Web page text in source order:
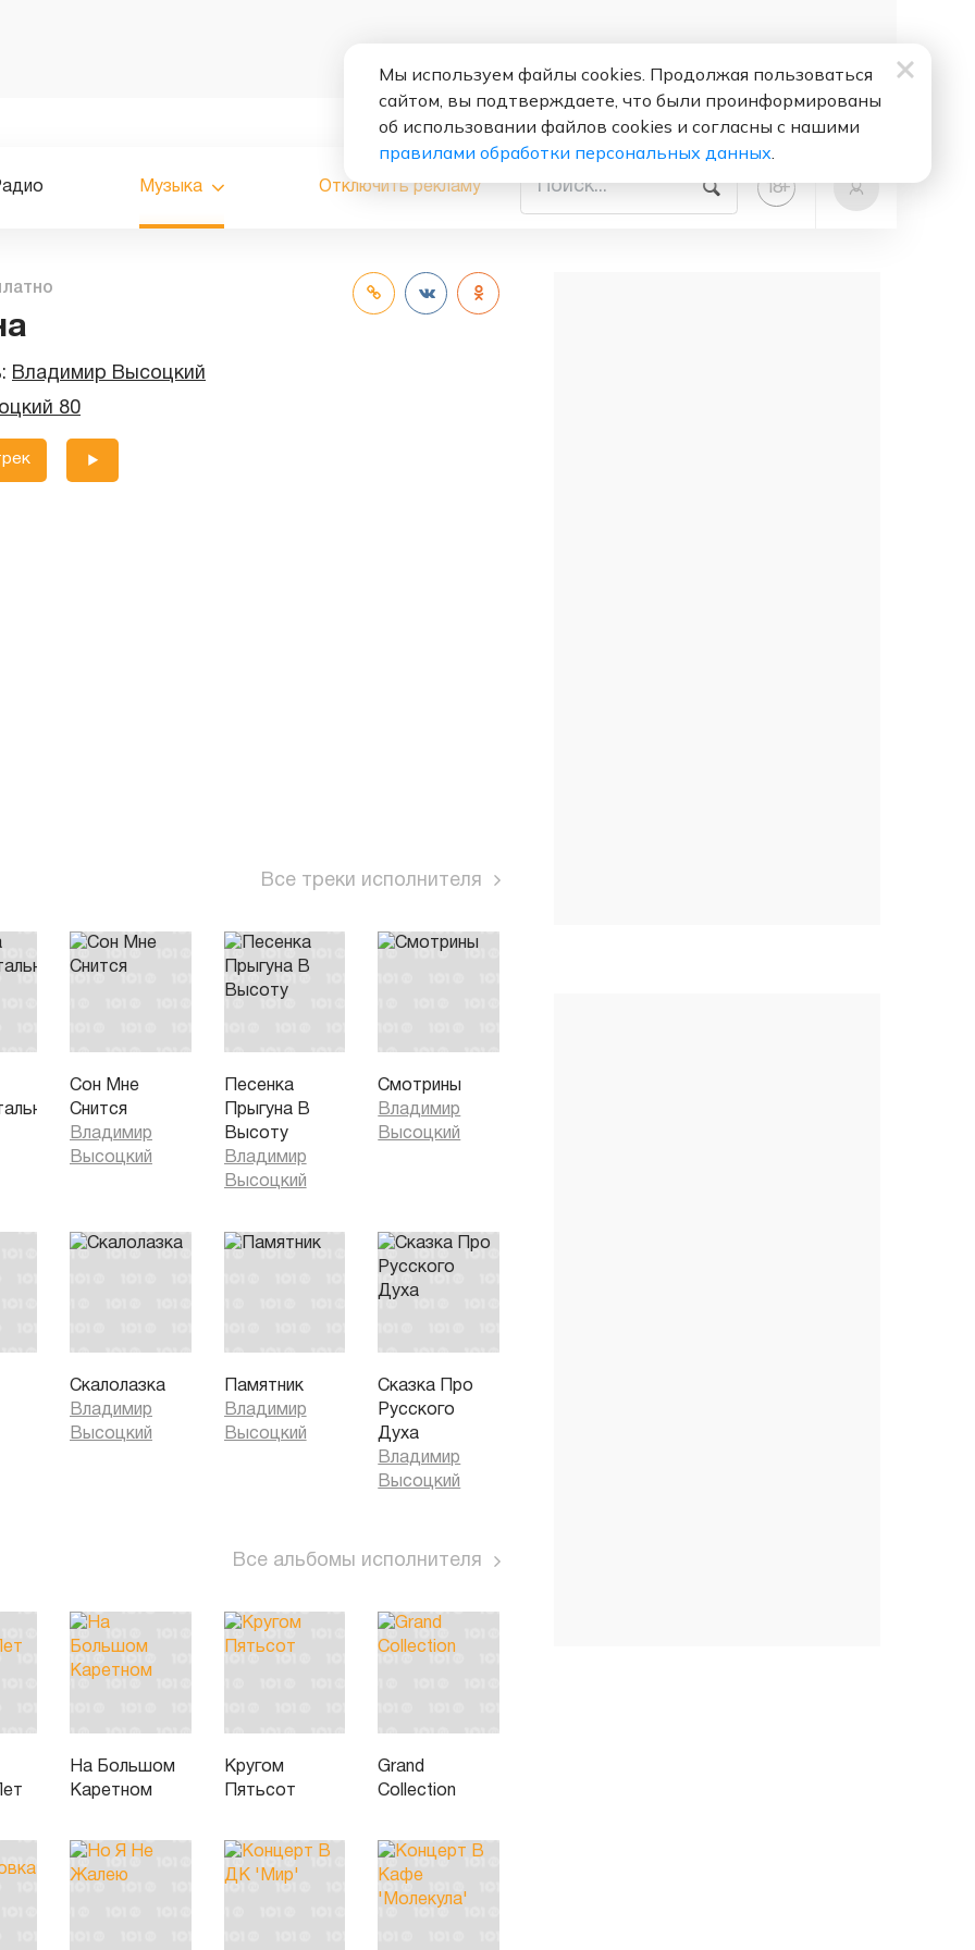
Музыка Отключить рекламу 18+
Владимир Высоцкий
80
Все треки исполнителя
Сон Мне
Снится
Владимир
Высоцкий
Песенка
Прыгуна В
Высоту
Владимир
Высоцкий
Смотрины
Владимир
Высоцкий
Скалолазка
Владимир
Высоцкий
Памятник
Владимир
Высоцкий
Сказка Про
Русского
Духа
Владимир
Высоцкий
Все альбомы исполнителя
На Большом
Каретном
Кругом
Пятьсот
Grand
Collection
Мы используем файлы cookies. Продолжая пользоваться
сайтом, вы подтверждаете, что были проинформированы
об использовании файлов cookies и согласны с нашими
правилами обработки персональных данных.